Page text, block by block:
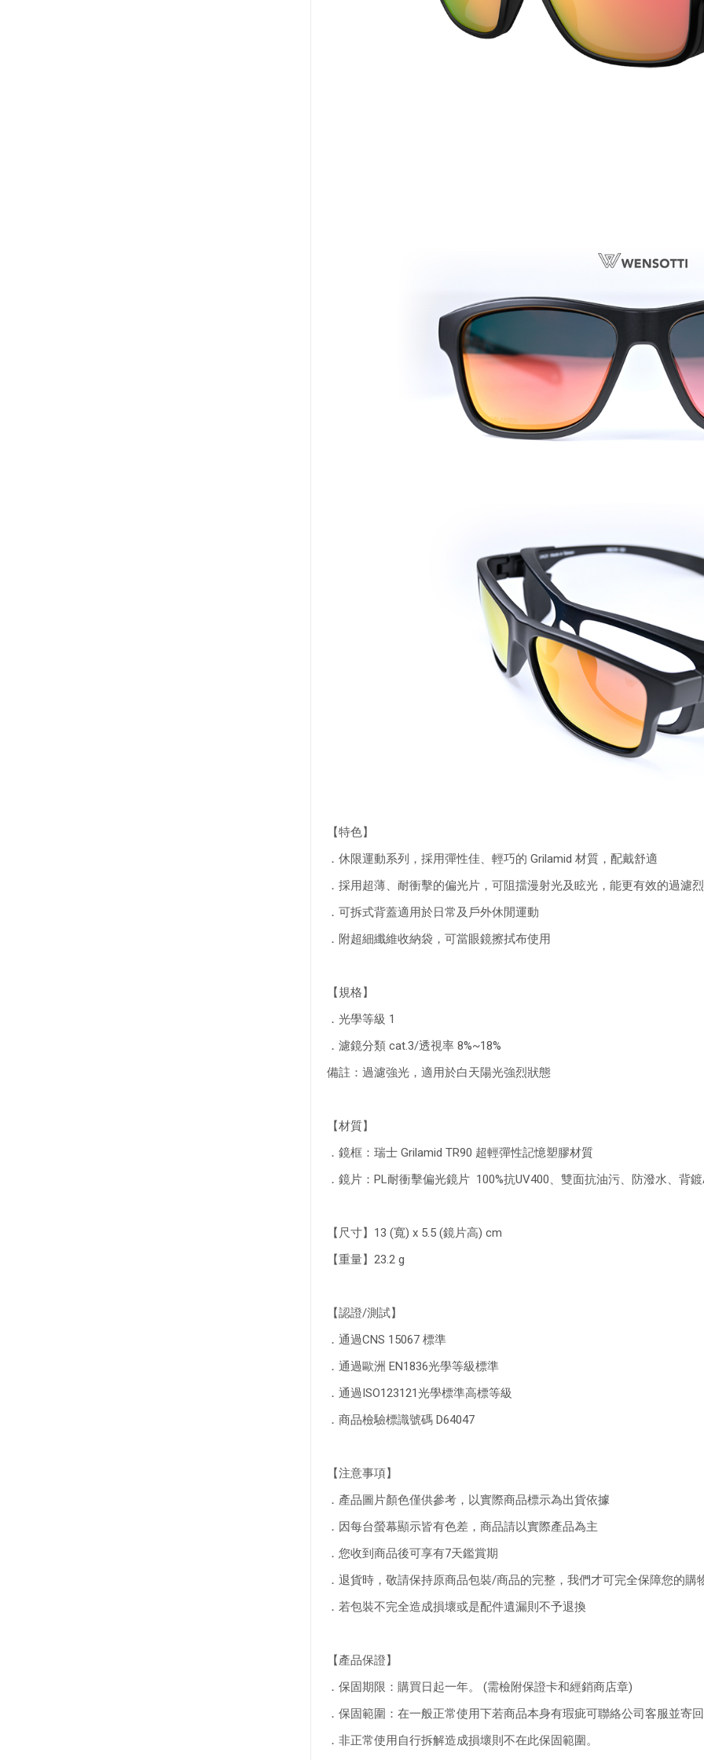
【特色】
．休限運動系列，採用彈性佳、輕巧的 Grilamid 材質，配戴舒適
．採用超薄、耐衝擊的偏光片，可阻擋漫射光及眩光，能更有效的過濾
．可拆式背蓋適用於日常及戶外休閒運動
．附超細纖維收納袋，可當眼鏡擦拭布使用
【規格】
．光學等級 1
．濾鏡分類 cat.3/透視率 8%~18%
備註：過濾強光，適用於白天陽光強烈狀態
【材質】
．鏡框：瑞士 Grilamid TR90 超輕彈性記憶塑膠材質
．鏡片：PL耐衝擊偏光鏡片 100%抗UV400、雙面抗油污、防潑水、背
【尺寸】13 (寬) x 5.5 (鏡片高) cm
【重量】23.2 g
【認證/測試】
．通過CNS 15067 標準
．通過歐洲 EN1836光學等級標準
．通過ISO123121光學標準高標等級
．商品檢驗標識號碼 D64047
【注意事項】
．產品圖片顏色僅供參考，以實際商品標示為出貨依據
．因每台螢幕顯示皆有色差，商品請以實際產品為主
．您收到商品後可享有7天鑑賞期
．退貨時，敬請保持原商品包裝/商品的完整，我們才可完全保障您的購
．若包裝不完全造成損壞或是配件遺漏則不予退換
【產品保證】
．保固期限：購買日起一年。 (需檢附保證卡和經銷商店章)
．保固範圍：在一般正常使用下若商品本身有瑕疵可聯絡公司客服並寄
．非正常使用自行拆解造成損壞則不在此保固範圍。